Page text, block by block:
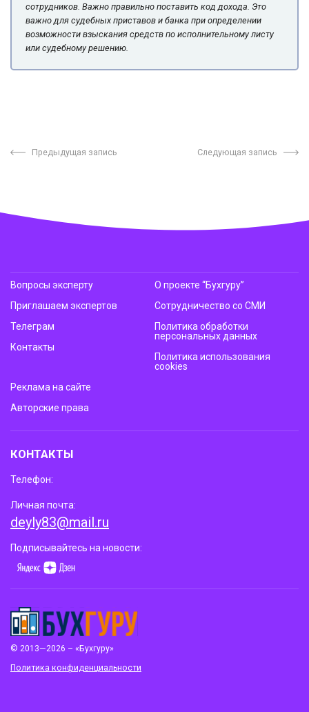
сотрудников. Важно правильно поставить код дохода. Это
важно для судебных приставов и банка при определении
возможности взыскания средств по исполнительному листу
или судебному решению.
Предыдущая запись Следующая запись
© 2013—2026 – «Бухгуру»
Политика конфиденциальности
Вопросы эксперту
Приглашаем экспертов
Телеграм
Контакты
О проекте “Бухгуру”
Сотрудничество со СМИ
Политика обработки
персональных данных
Политика использования
cookies
Реклама на сайте
Авторские права
КОНТАКТЫ
Телефон:
Личная почта:
deyly83@mail.ru
Подписывайтесь на новости: